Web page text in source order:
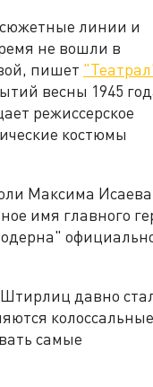
сюжетные линии и
не вошли в
пишет
весны 1945
режиссерское
костюмы
Максима
имя главного
давно
самые